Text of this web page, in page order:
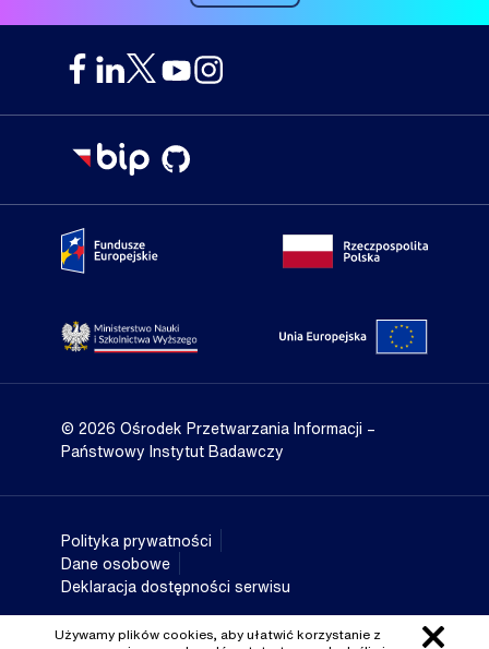
Portal Fundusze Europejskie Portal
Strona Ministerstwa Nauki i Szkolnictwa WyższegoPortal
© 2026 Ośrodek Przetwarzania Informacji –
Państwowy Instytut Badawczy
Polityka prywatności
Dane osobowe
Deklaracja dostępności serwisu
Używamy plików cookies, aby ułatwić korzystanie z